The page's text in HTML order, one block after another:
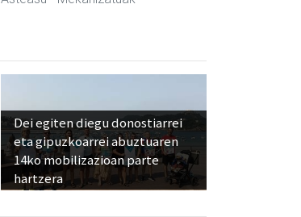
Dei egiten diegu donostiarrei
eta gipuzkoarrei abuztuaren
14ko mobilizazioan parte
hartzera